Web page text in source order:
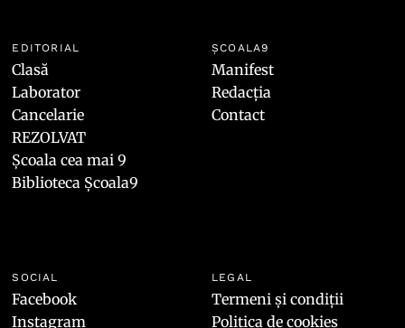
EDITORIAL
Clasă
Laborator
Cancelarie
REZOLVAT
Școala cea mai 9
Biblioteca Școala9
ȘCOALA9
Manifest
Redacția
Contact
SOCIAL
Facebook
Instagram
LEGAL
Termeni și condiții
Politica de cookies